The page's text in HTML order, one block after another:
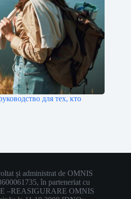
для тех, кто
și administrat de OMNIS
în parteneriat cu
–REASIGURARE OMNIS